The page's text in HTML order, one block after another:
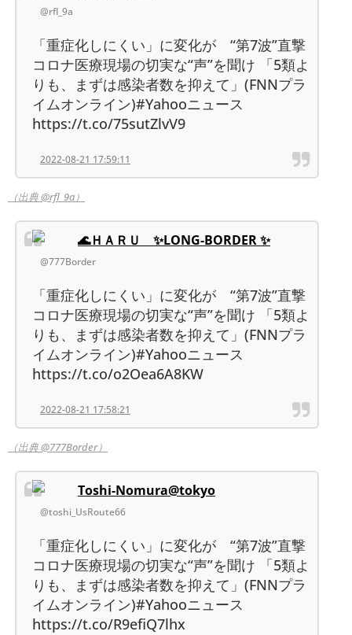
@rfl_9a
「重症化しにくい」に変化が “第7波”直撃
コロナ医療現場の切実な“声”を聞け 「5類よ
りも、まずは感染者数を抑えて」(FNNプラ
イムオンライン)#Yahooニュース
https://t.co/75sutZlvV9
2022-08-21 17:59:11
（出典 @rfl_9a）
🌊ＨＡＲＵ ✨LONG-BORDER ✨
@777Border
「重症化しにくい」に変化が “第7波”直撃
コロナ医療現場の切実な“声”を聞け 「5類よ
りも、まずは感染者数を抑えて」(FNNプラ
イムオンライン)#Yahooニュース
https://t.co/o2Oea6A8KW
2022-08-21 17:58:21
（出典 @777Border）
Toshi-Nomura@tokyo
@toshi_UsRoute66
「重症化しにくい」に変化が “第7波”直撃
コロナ医療現場の切実な“声”を聞け 「5類よ
りも、まずは感染者数を抑えて」(FNNプラ
イムオンライン)#Yahooニュース
https://t.co/R9efiQ7lhx